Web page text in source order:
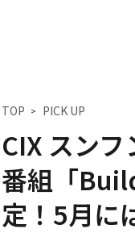
TOP PICK UP
CIX スン
番組「
定！5月に